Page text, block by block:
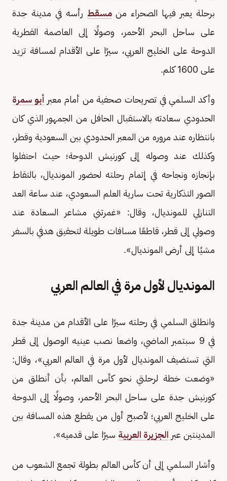
برحلة يعبر فيها الصحراء منمسقط رأسه في مدينة جدة
على ساحل البحر الأحمر، وصولًا إلى العاصمة القطرية
الدوحة على الخليج العربي، سيرًا على الأقدام لمسافة تزيد
على 1600 كلم.
وأكد السلمي في تصريحات صحفية من أمام معبر أبو سمرة
الحدودي سعادته بالاستقبال الحافل من الجمهور الذي كان
بانتظاره عند مروره من المعبر الحدودي بين السعودية وقطر،
وكذلك عند وصوله إلى كورنيش الدوحة؛ حيث احتفلوا
بإنجازه ونجاحه في إتمام رحلته لحضور المونديال، بالتقاط
الصور التذكارية تحت سارية العلم السعودي، عند ساعة العد
التنازلي للمونديال، وقال: «غمرتني مشاعر السعادة عند
وصولي إلى قطر، قاطعًا مسافات طويلة لتحقيق هدفي بالسفر
مشيًا إلى أرض المونديال».
المونديال لأول مرة في العالم العربي
وانطلق السلمي في رحلته سيرًا على الأقدام من مدينة جدة
في 9 سبتمبر الماضي، واضعا نصب عينيه الوصول إلى قطر
التي تستضيف المونديال لأول مرة في العالم العربي»، وقال:
«وضعت خطة لرحلتي نحو كأس العالم، بأن أنطلق من
كورنيش جدة على ساحل البحر الأحمر، وصولًا إلى الدوحة
على الخليج العربي؛ لأصبح أول من يقطع هذه المسافة بين
المدينتين عبر الجزيرة العربية سيرًا على قدميه».
وأشار السلمي إلى أن كأس العالم بطولة تجمع الشعوب من